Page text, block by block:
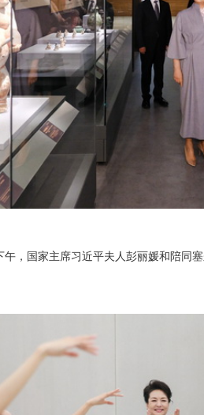
，国家主席习近平夫人彭丽媛和陪同